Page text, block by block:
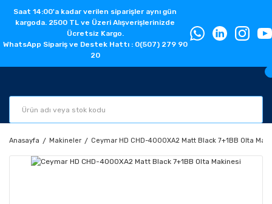
Saat 14:00'a kadar verilen siparişler aynı gün
kargoda. 2500 TL ve Üzeri Alışverişlerinizde
Ücretsiz Kargo.
WhatsApp Sipariş ve Destek Hattı : 0(507) 279 90
20
Anasayfa Makineler Ceymar HD CHD-4000XA2 Matt Black 7+1BB Olta